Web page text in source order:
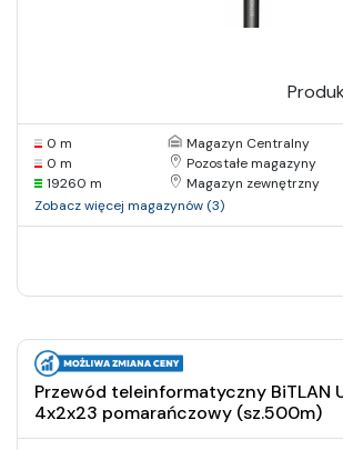
0 m
Magazyn Centralny
0 m
Pozostałe magazyny
19260 m
Magazyn zewnętrzny
Zobacz więcej magazynów (3)
Przewód teleinformatyczny BiTLAN
4x2x23 pomarańczowy (sz.500m)